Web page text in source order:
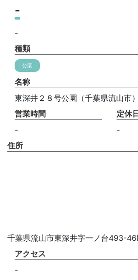
-
-
種類
公園
名称
東深井２８号公園（千葉県流山市）
営業時間
-
定休
-
住所
千葉県流山市東深井字一ノ台493-
アクセス
-